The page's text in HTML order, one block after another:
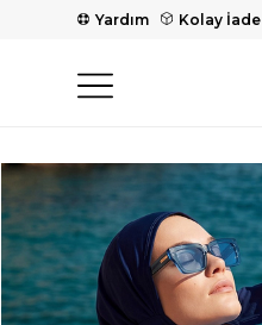
Yardım Kolay İade